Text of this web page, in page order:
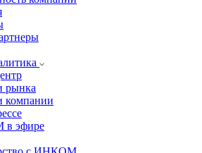
рынка
компании
эфире